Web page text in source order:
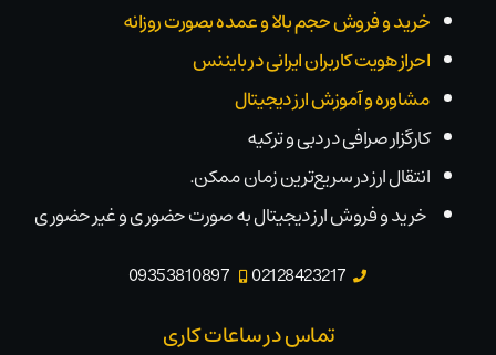
خرید و فروش حجم بالا و عمده بصورت روزانه
احراز هویت کاربران ایرانی در بایننس
مشاوره و آموزش ارز دیجیتال
کارگزار صرافی در دبی و ترکیه
انتقال ارز در سریع‌ترین زمان ممکن.
خرید و فروش ارز دیجیتال به صورت حضوری و غیر حضوری
02128423217
09353810897
تماس در ساعات کاری